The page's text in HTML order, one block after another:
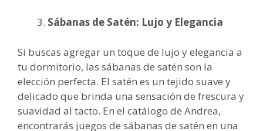
Sábanas de Satén: Lujo y Elegancia
Si buscas agregar un toque de lujo y elegancia a
tu dormitorio, las sábanas de satén son la
elección perfecta. El satén es un tejido suave y
delicado que brinda una sensación de frescura y
suavidad al tacto. En el catálogo de Andrea,
encontrarás juegos de sábanas de satén en una